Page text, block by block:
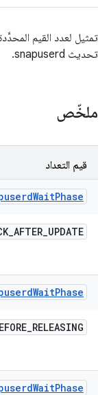
تمثيل لعدد القيم
تحديث snapuserd.
ملخّص
قيم التعداد
WaitPhase
_AFTER_UPDATE
WaitPhase
_RELEASING
WaitPhase